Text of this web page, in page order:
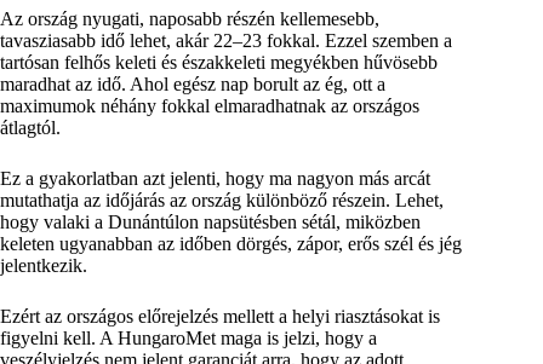
Az ország nyugati, naposabb részén kellemesebb,
tavasziasabb idő lehet, akár 22–23 fokkal. Ezzel szemben a
tartósan felhős keleti és északkeleti megyékben hűvösebb
maradhat az idő. Ahol egész nap borult az ég, ott a
maximumok néhány fokkal elmaradhatnak az országos
átlagtól.
Ez a gyakorlatban azt jelenti, hogy ma nagyon más arcát
mutathatja az időjárás az ország különböző részein. Lehet,
hogy valaki a Dunántúlon napsütésben sétál, miközben
keleten ugyanabban az időben dörgés, zápor, erős szél és jég
jelentkezik.
Ezért az országos előrejelzés mellett a helyi riasztásokat is
figyelni kell. A HungaroMet maga is jelzi, hogy a
veszélyjelzés nem jelent garanciát arra, hogy az adott